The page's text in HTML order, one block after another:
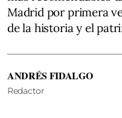
Madrid por primera
de la historia y el
ANDRÉS FIDALGO
Redactor